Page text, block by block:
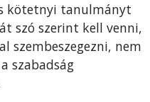
kötetnyi tanulmányt
szó szerint kell venni,
szembeszegezni, nem
szabadság